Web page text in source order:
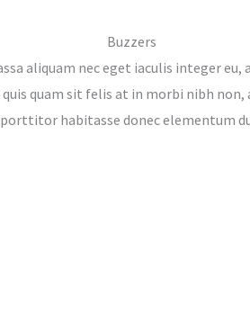
Buzzers
aliquam nec eget iaculis integer eu,
quis quam sit felis at in morbi nibh
habitasse donec elementum